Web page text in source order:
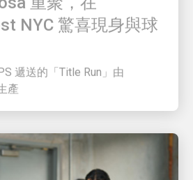
NYC 驚喜現身與球
遞送的「Title Run」由
產